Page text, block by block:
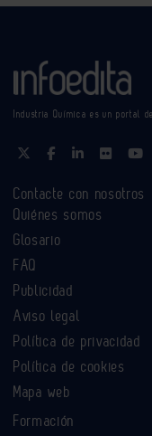
Industria Química es un portal
Contacte con nosotros
Quiénes somos
Glosario
FAQ
Publicidad
Aviso legal
Política de privacidad
Política de cookies
Mapa web
Formación